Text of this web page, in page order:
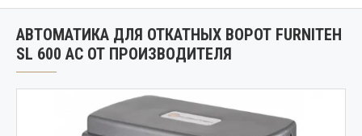
АВТОМАТИКА ДЛЯ ОТКАТНЫХ ВОРОТ FURNITEH
SL 600 AC ОТ ПРОИЗВОДИТЕЛЯ